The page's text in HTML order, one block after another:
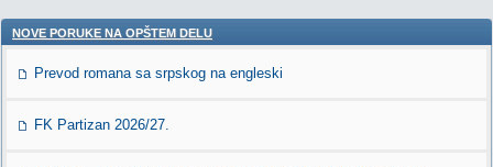
NOVE PORUKE NA OPŠTEM DELU
Prevod romana sa srpskog na engleski
FK Partizan 2026/27.